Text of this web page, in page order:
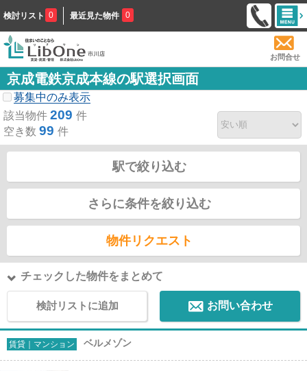
検討リスト 0 最近見た物件 0
お問合せ
京成電鉄京成本線の駅選択画面
募集中のみ表示
該当物件 209 件
空き数 99 件
駅で絞り込む
さらに条件を絞り込む
物件リクエスト
チェックした物件をまとめて
検討リストに追加 お問い合わせ
賃貸｜マンション ベルメゾン